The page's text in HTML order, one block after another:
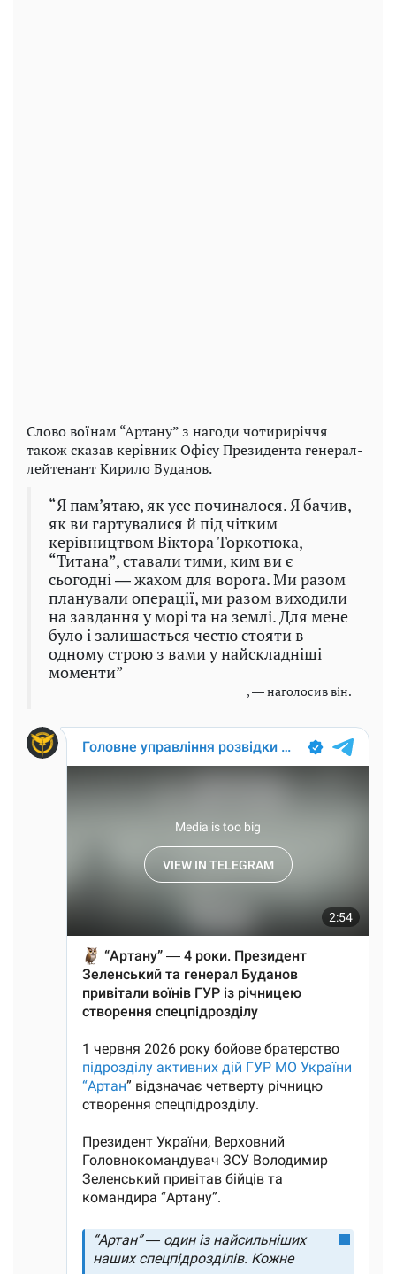
Слово воїнам “Артану” з нагоди чотириріччя
також сказав керівник Офісу Президента генерал-
лейтенант Кирило Буданов.
“Я пам’ятаю, як усе починалося. Я бачив,
як ви гартувалися й під чітким
керівництвом Віктора Торкотюка,
“Титана”, ставали тими, ким ви є
сьогодні ― жахом для ворога. Ми разом
планували операції, ми разом виходили
на завдання у морі та на землі. Для мене
було і залишається честю стояти в
одному строю з вами у найскладніші
моменти”
, ― наголосив він.